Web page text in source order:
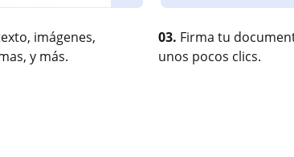
imágenes,
y más.
03. Firma tu
unos pocos clics.